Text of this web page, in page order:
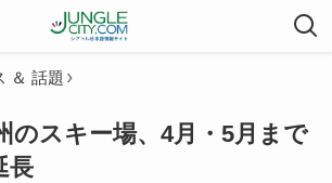
＆ 話題
のスキー場、4月・5月まで
長